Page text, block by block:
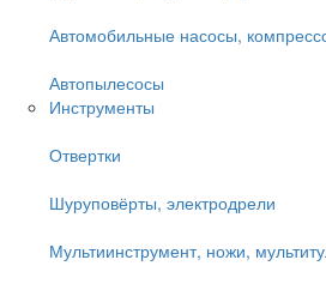
Автомобильные насосы,
Автопылесосы
Инструменты
Отвертки
Шуруповёрты, электродрели
Мультиинструмент, ножи,